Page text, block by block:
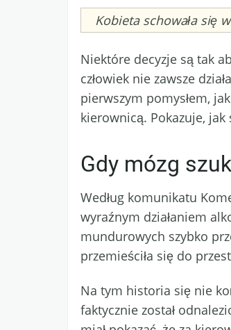
Caption
Kobieta schowała się
Niektóre decyzje są tak
człowiek nie zawsze
pierwszym pomysłem,
kierownicą. Pokazuje, jak
Gdy mózg
Według komunikatu
wyraźnym działaniem
mundurowych szybko
przemieściła się do
Na tym historia się nie
faktycznie został